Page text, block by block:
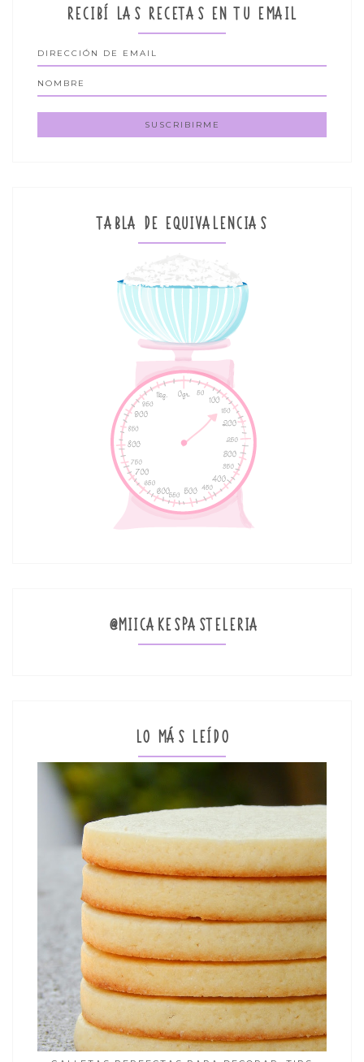
RECIBÍ LAS RECETAS EN TU EMAIL
TABLA DE EQUIVALENCIAS
@MIICAKESPASTELERIA
LO MÁS LEÍDO